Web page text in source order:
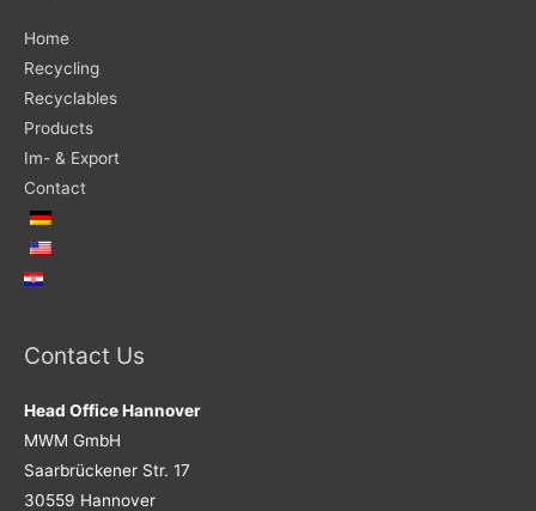
Home
Recycling
Recyclables
Products
Im- & Export
Contact
Contact Us
Head Office Hannover
MWM GmbH
Saarbrückener Str. 17
30559 Hannover